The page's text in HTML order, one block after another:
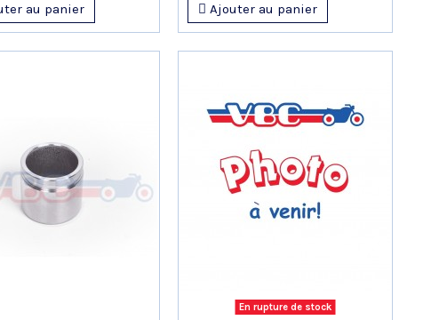
au panier Ajouter au panier
En rupture de stock